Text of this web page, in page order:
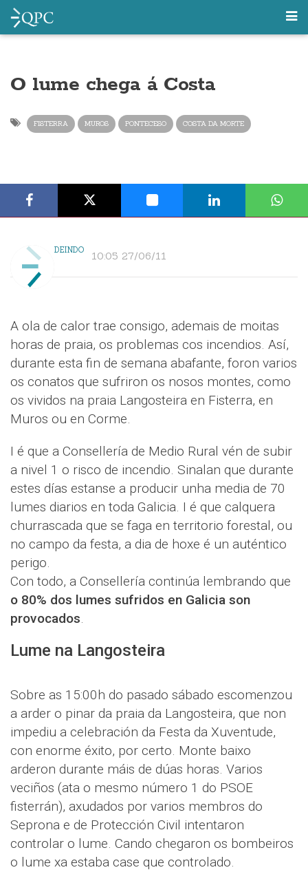
O lume chega á Costa
FISTERRA MUROS PONTECESO COSTA DA MORTE
DEINDO 10:05 27/06/11
A ola de calor trae consigo, ademais de moitas
horas de praia, os problemas cos incendios. Así,
durante esta fin de semana abafante, foron varios
os conatos que sufriron os nosos montes, como
os vividos na praia Langosteira en Fisterra, en
Muros ou en Corme.
I é que a Consellería de Medio Rural vén de subir
a nivel 1 o risco de incendio. Sinalan que durante
estes días estanse a producir unha media de 70
lumes diarios en toda Galicia. I é que calquera
churrascada que se faga en territorio forestal, ou
no campo da festa, a dia de hoxe é un auténtico
perigo.
Con todo, a Consellería continúa lembrando que
o 80% dos lumes sufridos en Galicia son
provocados.
Lume na Langosteira
Sobre as 15:00h do pasado sábado escomenzou
a arder o pinar da praia da Langosteira, que non
impediu a celebración da Festa da Xuventude,
con enorme éxito, por certo. Monte baixo
arderon durante máis de dúas horas. Varios
veciños (ata o mesmo número 1 do PSOE
fisterrán), axudados por varios membros do
Seprona e de Protección Civil intentaron
controlar o lume. Cando chegaron os bombeiros
o lume xa estaba case que controlado.